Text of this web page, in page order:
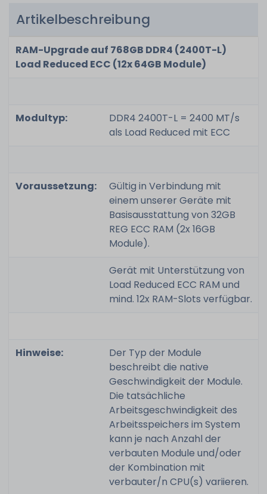
Artikelbeschreibung
RAM-Upgrade auf 768GB DDR4 (2400T-L)
Load Reduced ECC (12x 64GB Module)
Modultyp:
DDR4 2400T-L = 2400 MT/s
als Load Reduced mit ECC
Voraussetzung:
Gültig in Verbindung mit
einem unserer Geräte mit
Basisausstattung von 32GB
REG ECC RAM (2x 16GB
Module).
Gerät mit Unterstützung von
Load Reduced ECC RAM und
mind. 12x RAM-Slots verfügbar.
Hinweise:
Der Typ der Module
beschreibt die native
Geschwindigkeit der Module.
Die tatsächliche
Arbeitsgeschwindigkeit des
Arbeitsspeichers im System
kann je nach Anzahl der
verbauten Module und/oder
der Kombination mit
verbauter/n CPU(s) variieren.